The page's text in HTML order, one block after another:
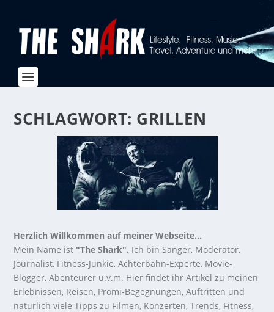
SCHLAGWORT: GRILLEN
Herzlich Willkommen auf meiner Webseite...
Mein Name ist "The Shark". Ich bin Sänger, Moderator,
Journalist, Fitness-Junkie, Achterbahn-Experte, Movie-
Blogger, Abenteurer u.v.m. Hier findet ihr Artikel zu meinen
Erlebnissen, Reisen, Promi-Begegnungen, Auftritten und
natürlich viele Tipps zu Filmen, Konzerten, Trends, Fitness,